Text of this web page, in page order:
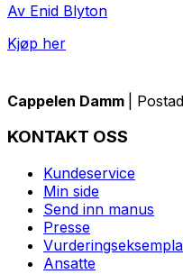
Av Enid Blyton
Kjøp her
Cappelen Damm |
KONTAKT OSS
Kundeservice
Min side
Send inn manus
Presse
Ansatte